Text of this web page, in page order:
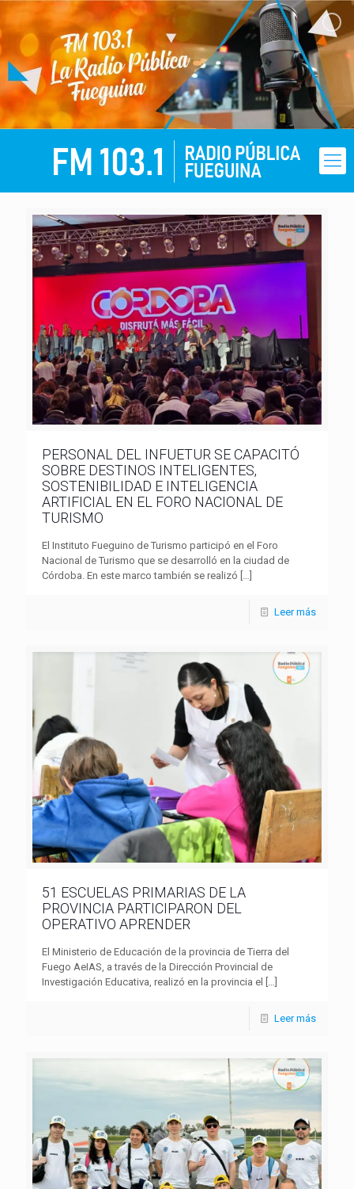
PERSONAL DEL INFUETUR SE CAPACITÓ
SOBRE DESTINOS INTELIGENTES,
SOSTENIBILIDAD E INTELIGENCIA
ARTIFICIAL EN EL FORO NACIONAL DE
TURISMO
El Instituto Fueguino de Turismo participó en el Foro
Nacional de Turismo que se desarrolló en la ciudad de
Córdoba. En este marco también se realizó […]
Leer más
51 ESCUELAS PRIMARIAS DE LA
PROVINCIA PARTICIPARON DEL
OPERATIVO APRENDER
El Ministerio de Educación de la provincia de Tierra del
Fuego AeIAS, a través de la Dirección Provincial de
Investigación Educativa, realizó en la provincia el […]
Leer más